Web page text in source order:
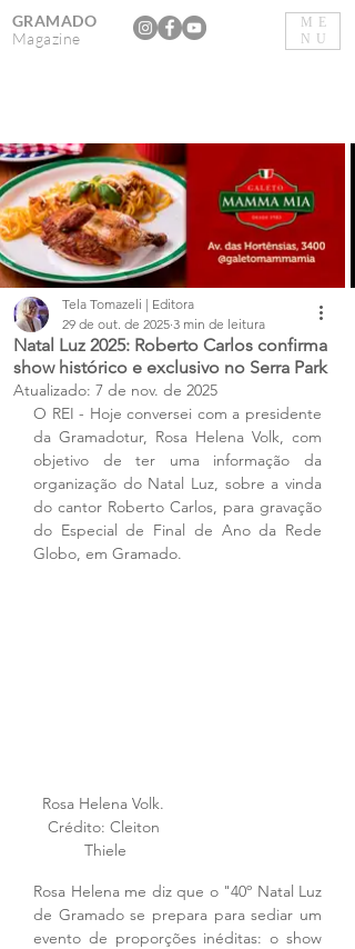
ME
NU
GRAMADO
Magazine
Natal Luz 2025: Roberto Carlos confirma
show histórico e exclusivo no Serra Park
Tela Tomazeli | Editora
29 de out. de 2025 3 min de leitura
Atualizado: 7 de nov. de 2025
O REI - Hoje conversei com a presidente
da Gramadotur, Rosa Helena Volk, com
objetivo de ter uma informação da
organização do Natal Luz, sobre a vinda
do cantor Roberto Carlos, para gravação
do Especial de Final de Ano da Rede
Globo, em Gramado.
Rosa Helena Volk.
Crédito: Cleiton
Thiele
Rosa Helena me diz que o "40º Natal Luz
de Gramado se prepara para sediar um
evento de proporções inéditas: o show